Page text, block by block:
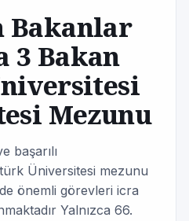
Bakanlar
3 Bakan
Mezunu
başarılı
Üniversitesi mezunu
önemli görevleri icra
Yalnızca 66.